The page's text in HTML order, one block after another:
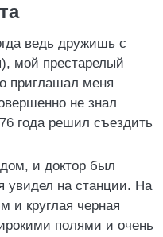
ведь дружишь с
мой престарелый
приглашал меня
не знал
года решил съездить
и доктор был
увидел на станции. На
и круглая черная
полями и очень